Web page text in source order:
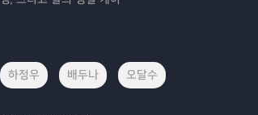
하정우 배두나 오달수